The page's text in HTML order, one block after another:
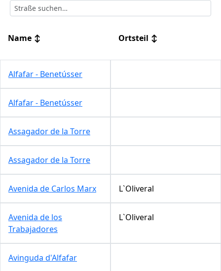
Name ↕ Ortsteil ↕
Alfafar - Benetússer
Alfafar - Benetússer
Assagador de la Torre
Assagador de la Torre
Avenida de Carlos Marx L`Oliveral
Avenida de los
Trabajadores
L`Oliveral
Avinguda d'Alfafar